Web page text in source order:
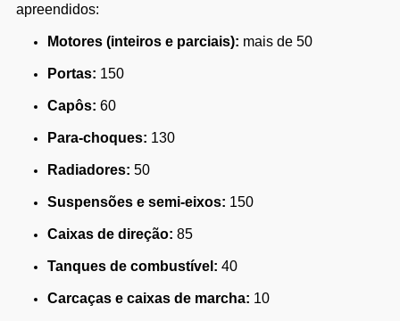
apreendidos:
Motores (inteiros e parciais): mais de 50
Portas: 150
Capôs: 60
Para-choques: 130
Radiadores: 50
Suspensões e semi-eixos: 150
Caixas de direção: 85
Tanques de combustível: 40
Carcaças e caixas de marcha: 10